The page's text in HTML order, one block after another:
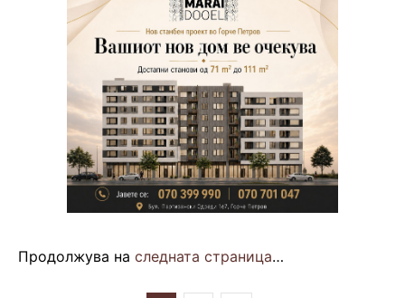
Продолжува на следната страница…